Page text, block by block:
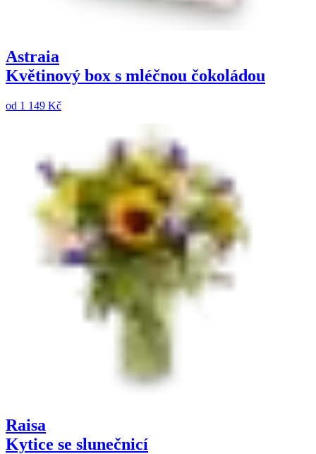
Astraia
Květinový box s mléčnou čokoládou
od 1 149 Kč
Raisa
Kytice se slunečnicí